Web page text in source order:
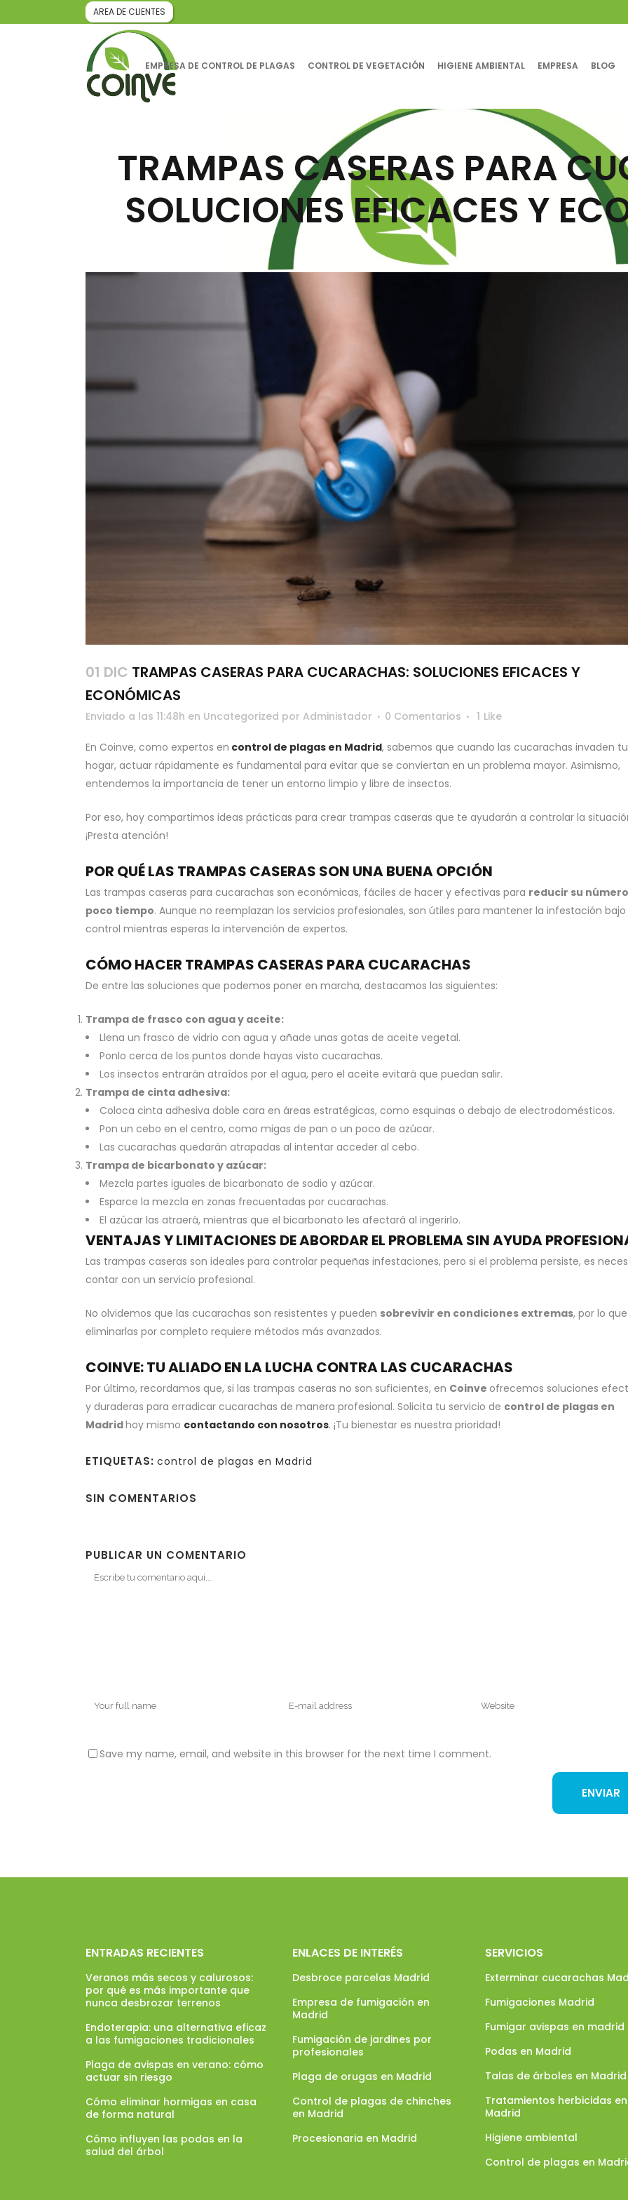
AREA DE CLIENTES
EMPRESA DE CONTROL DE PLAGAS CONTROL DE VEGETACIÓN HIGIENE AMBIENTAL EMPRESA BLOG
TRAMPAS CASERAS PARA
SOLUCIONES EFICACES Y
01 DIC TRAMPAS CASERAS PARA CUCARACHAS: SOLUCIONES EFICACES Y
ECONÓMICAS
Enviado a las 11:48h en Uncategorized por Administador 0 Comentarios 1 Like
En Coinve, como expertos en control de plagas en Madrid, sabemos que cuando las cucarachas invaden tu
hogar, actuar rápidamente es fundamental para evitar que se conviertan en un problema mayor. Asimismo,
entendemos la importancia de tener un entorno limpio y libre de insectos.
Por eso, hoy compartimos ideas prácticas para crear trampas caseras que te ayudarán a controlar la
¡Presta atención!
POR QUÉ LAS TRAMPAS CASERAS SON UNA BUENA OPCIÓN
Las trampas caseras para cucarachas son económicas, fáciles de hacer y efectivas para reducir su
poco tiempo. Aunque no reemplazan los servicios profesionales, son útiles para mantener la infestación bajo
control mientras esperas la intervención de expertos.
CÓMO HACER TRAMPAS CASERAS PARA CUCARACHAS
De entre las soluciones que podemos poner en marcha, destacamos las siguientes:
Trampa de frasco con agua y aceite:
Llena un frasco de vidrio con agua y añade unas gotas de aceite vegetal.
Ponlo cerca de los puntos donde hayas visto cucarachas.
Los insectos entrarán atraídos por el agua, pero el aceite evitará que puedan salir.
Trampa de cinta adhesiva:
Coloca cinta adhesiva doble cara en áreas estratégicas, como esquinas o debajo de electrodomésticos.
Pon un cebo en el centro, como migas de pan o un poco de azúcar.
Las cucarachas quedarán atrapadas al intentar acceder al cebo.
Trampa de bicarbonato y azúcar:
Mezcla partes iguales de bicarbonato de sodio y azúcar.
Esparce la mezcla en zonas frecuentadas por cucarachas.
El azúcar las atraerá, mientras que el bicarbonato les afectará al ingerirlo.
VENTAJAS Y LIMITACIONES DE ABORDAR EL PROBLEMA SIN AYUDA
Las trampas caseras son ideales para controlar pequeñas infestaciones, pero si el problema persiste, es
contar con un servicio profesional.
No olvidemos que las cucarachas son resistentes y pueden sobrevivir en condiciones extremas, por lo que
eliminarlas por completo requiere métodos más avanzados.
COINVE: TU ALIADO EN LA LUCHA CONTRA LAS CUCARACHAS
Por último, recordamos que, si las trampas caseras no son suficientes, en Coinve ofrecemos soluciones
y duraderas para erradicar cucarachas de manera profesional. Solicita tu servicio de control de plagas en
Madridhoy mismo contactando con nosotros. ¡Tu bienestar es nuestra prioridad!
ETIQUETAS: control de plagas en Madrid
SIN COMENTARIOS
PUBLICAR UN COMENTARIO
Save my name, email, and website in this browser for the next time I comment.
ENTRADAS RECIENTES
Veranos más secos y calurosos:
por qué es más importante que
nunca desbrozar terrenos
Endoterapia: una alternativa eficaz
a las fumigaciones tradicionales
Plaga de avispas en verano: cómo
actuar sin riesgo
Cómo eliminar hormigas en casa
de forma natural
Cómo influyen las podas en la
salud del árbol
ENLACES DE INTERÉS
Desbroce parcelas Madrid
Empresa de fumigación en
Madrid
Fumigación de jardines por
profesionales
Plaga de orugas en Madrid
Control de plagas de chinches
en Madrid
Procesionaria en Madrid
SERVICIOS
Exterminar cucarachas
Fumigaciones Madrid
Fumigar avispas en madrid
Podas en Madrid
Talas de árboles en Madrid
Tratamientos herbicidas en
Madrid
Higiene ambiental
Control de plagas en